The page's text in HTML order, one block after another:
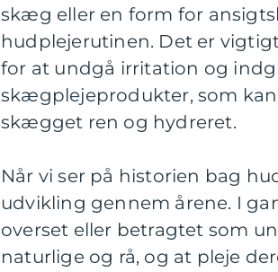
skæg eller en form for
hudplejerutinen. Det er
for at undgå irritation og
skægplejeprodukter, som
skægget ren og hydreret.
Når vi ser på historien bag
udvikling gennem årene. I
overset eller betragtet som
naturlige og rå, og at pleje